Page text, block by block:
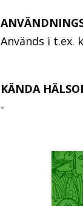
Används i t.ex.
KÄNDA
-